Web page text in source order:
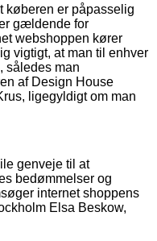
køberen er påpasselig
gældende for
webshoppen kører
vigtigt, at man til enhver
således man
af Design House
ligegyldigt om man
genveje til at
bedømmelser og
internet shoppens
Elsa Beskow,